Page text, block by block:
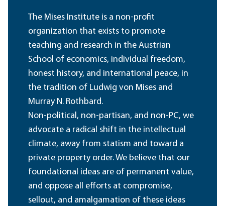
The Mises Institute is a non-profit
organization that exists to promote
teaching and research in the Austrian
School of economics, individual freedom,
honest history, and international peace, in
the tradition of Ludwig von Mises and
Murray N. Rothbard.
Non-political, non-partisan, and non-PC, we
advocate a radical shift in the intellectual
climate, away from statism and toward a
private property order. We believe that our
foundational ideas are of permanent value,
and oppose all efforts at compromise,
sellout, and amalgamation of these ideas